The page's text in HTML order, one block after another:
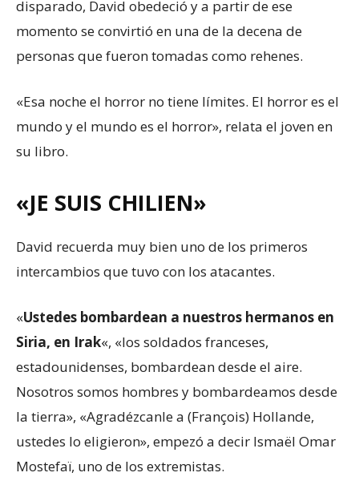
disparado, David obedeció y a partir de ese
momento se convirtió en una de la decena de
personas que fueron tomadas como rehenes.
«Esa noche el horror no tiene límites. El horror es el
mundo y el mundo es el horror», relata el joven en
su libro.
«JE SUIS CHILIEN»
David recuerda muy bien uno de los primeros
intercambios que tuvo con los atacantes.
«Ustedes bombardean a nuestros hermanos en
Siria, en Irak«, «los soldados franceses,
estadounidenses, bombardean desde el aire.
Nosotros somos hombres y bombardeamos desde
la tierra», «Agradézcanle a (François) Hollande,
ustedes lo eligieron», empezó a decir Ismaël Omar
Mostefaï, uno de los extremistas.